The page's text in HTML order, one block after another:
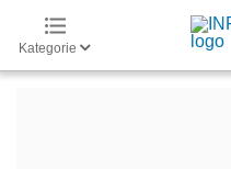
Kategorie